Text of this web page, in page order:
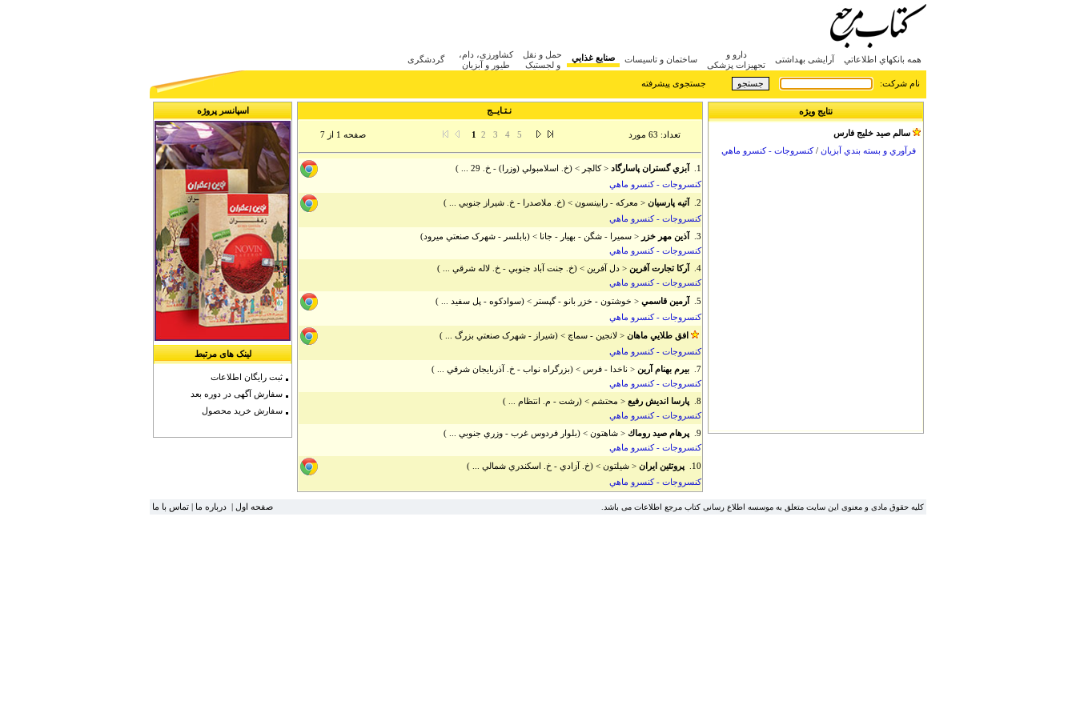
همه بانکهاي اطلاعاتي آرایشی بهداشتی
دارو و
تجهیزات پزشکی
ساختمان و تاسيسات صنايع غذايي
حمل و نقل
و لجستیک
کشاورزی، دام،
طیور و آبزیان
گردشگری
جستجوی پیشرفته :نام شرکت
اسپانسر پروژه
لینک های مرتبط
ثبت رایگان اطلاعات
سفارش آگهی در دوره بعد
سفارش خرید محصول
نـتـایــج
تعداد: 63 مورد 4
1 صفحه 1 از 7
1. آبزي گستران پاسارگاد < كالچر > (خ. اسلامبولي (وزرا) - خ. 29 ... )
كنسروجات - كنسرو ماهي
2. آتيه پارسيان < معركه - رابينسون > (خ. ملاصدرا - خ. شيراز جنوبي ... )
كنسروجات - كنسرو ماهي
3.
آذين مهر خزر < سميرا - شگن - بهيار - جانا > (بابلسر - شهرک صنعتي ميرود)
كنسروجات - كنسرو ماهي
4.
آركا تجارت آفرين < دل آفرين > (خ. جنت آباد جنوبي - خ. لاله شرقي ... )
كنسروجات - كنسرو ماهي
5. آرمين قاسمي < خوشتون - خزر بانو - گپستر > (سوادکوه - پل سفيد ... )
كنسروجات - كنسرو ماهي
افق طلايي ماهان < لانجين - سماچ > (شيراز - شهرک صنعتي بزرگ ... )
كنسروجات - كنسرو ماهي
7.
بيرم بهنام آرين < ناخدا - فرس > (بزرگراه نواب - خ. آذربايجان شرقي ... )
كنسروجات - كنسرو ماهي
8.
پارسا انديش رفيع < محتشم > (رشت - م. انتظام ... )
كنسروجات - كنسرو ماهي
9.
پرهام صيد روماك < شاهتون > (بلوار فردوس غرب - وزري جنوبي ... )
كنسروجات - كنسرو ماهي
10. پروتئين ايران < شيلتون > (خ. آزادي - خ. اسکندري شمالي ... )
كنسروجات - كنسرو ماهي
نتایج ویژه
سالم صيد خليج فارس
فرآوري و بسته بندي آبزيان /کنسروجات - کنسرو ماهي
صفحه اول درباره ما تماس با ما .کلیه حقوق مادی و معنوی این سایت متعلق به موسسه اطلاع رسانی کتاب مرجع اطلاعات می باشد